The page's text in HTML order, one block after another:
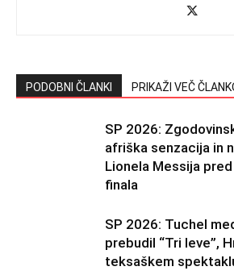
PODOBNI ČLANKI PRIKAŽI VEČ
SP 2026:
afriška senzacija in
Lionela Messija
finala
SP 2026: Tuchel
prebudil “Tri leve”,
teksaškem